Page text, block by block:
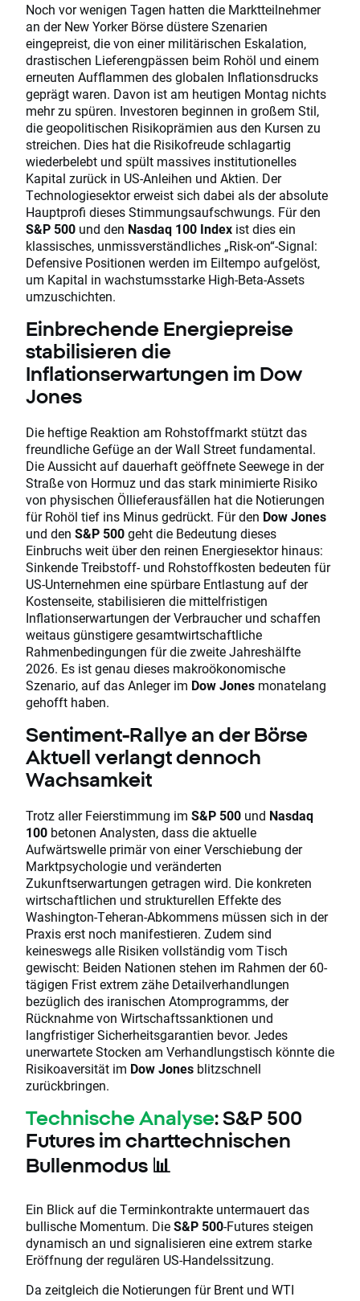
Noch vor wenigen Tagen hatten die Marktteilnehmer
an der New Yorker Börse düstere Szenarien
eingepreist, die von einer militärischen Eskalation,
drastischen Lieferengpässen beim Rohöl und einem
erneuten Aufflammen des globalen Inflationsdrucks
geprägt waren. Davon ist am heutigen Montag nichts
mehr zu spüren. Investoren beginnen in großem Stil,
die geopolitischen Risikoprämien aus den Kursen zu
streichen. Dies hat die Risikofreude schlagartig
wiederbelebt und spült massives institutionelles
Kapital zurück in US-Anleihen und Aktien. Der
Technologiesektor erweist sich dabei als der absolute
Hauptprofi dieses Stimmungsaufschwungs. Für den
S&P 500 und den Nasdaq 100 Index ist dies ein
klassisches, unmissverständliches „Risk-on“-Signal:
Defensive Positionen werden im Eiltempo aufgelöst,
um Kapital in wachstumsstarke High-Beta-Assets
umzuschichten.
Einbrechende Energiepreise
stabilisieren die
Inflationserwartungen im Dow
Jones
Die heftige Reaktion am Rohstoffmarkt stützt das
freundliche Gefüge an der Wall Street fundamental.
Die Aussicht auf dauerhaft geöffnete Seewege in der
Straße von Hormuz und das stark minimierte Risiko
von physischen Öllieferausfällen hat die Notierungen
für Rohöl tief ins Minus gedrückt. Für den Dow Jones
und den S&P 500geht die Bedeutung dieses
Einbruchs weit über den reinen Energiesektor hinaus:
Sinkende Treibstoff- und Rohstoffkosten bedeuten für
US-Unternehmen eine spürbare Entlastung auf der
Kostenseite, stabilisieren die mittelfristigen
Inflationserwartungen der Verbraucher und schaffen
weitaus günstigere gesamtwirtschaftliche
Rahmenbedingungen für die zweite Jahreshälfte
2026. Es ist genau dieses makroökonomische
Szenario, auf das Anleger im Dow Jones monatelang
gehofft haben.
Sentiment-Rallye an der Börse
Aktuell verlangt dennoch
Wachsamkeit
Trotz aller Feierstimmung im S&P 500 und Nasdaq
100 betonen Analysten, dass die aktuelle
Aufwärtswelle primär von einer Verschiebung der
Marktpsychologie und veränderten
Zukunftserwartungen getragen wird. Die konkreten
wirtschaftlichen und strukturellen Effekte des
Washington-Teheran-Abkommens müssen sich in der
Praxis erst noch manifestieren. Zudem sind
keineswegs alle Risiken vollständig vom Tisch
gewischt: Beiden Nationen stehen im Rahmen der 60-
tägigen Frist extrem zähe Detailverhandlungen
bezüglich des iranischen Atomprogramms, der
Rücknahme von Wirtschaftssanktionen und
langfristiger Sicherheitsgarantien bevor. Jedes
unerwartete Stocken am Verhandlungstisch könnte die
Risikoaversität im Dow Jones blitzschnell
zurückbringen.
Technische Analyse: S&P 500
Futures im charttechnischen
Bullenmodus 📊
Ein Blick auf die Terminkontrakte untermauert das
bullische Momentum. DieS&P 500-Futures steigen
dynamisch an und signalisieren eine extrem starke
Eröffnung der regulären US-Handelssitzung.
Da zeitgleich die Notierungen für Brent und WTI